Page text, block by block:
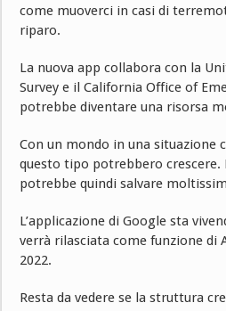
come muoverci in casi di
riparo.
La nuova app collabora con la
Survey e il California Office of
potrebbe diventare una risorsa
Con un mondo in una situazione
questo tipo potrebbero
potrebbe quindi salvare
L’applicazione di Google sta
verrà rilasciata come funzione di
2022.
Resta da vedere se la struttura